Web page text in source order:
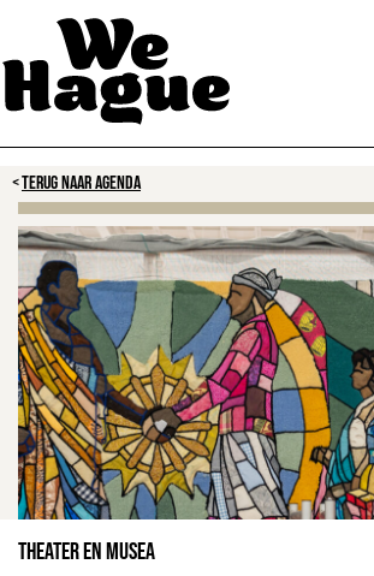
TERUG NAAR AGENDA
Theater en Musea